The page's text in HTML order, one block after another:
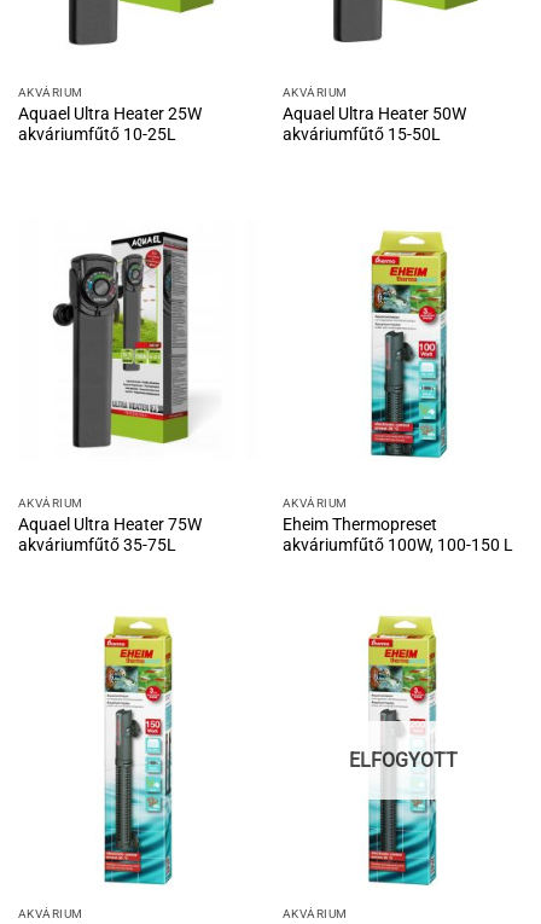
AKVÁRIUM
Aquael Ultra Heater 25W
akváriumfűtő 10-25L
AKVÁRIUM
Aquael Ultra Heater 50W
akváriumfűtő 15-50L
AKVÁRIUM
Aquael Ultra Heater 75W
akváriumfűtő 35-75L
AKVÁRIUM
Eheim Thermopreset
akváriumfűtő 100W, 100-150 L
AKVÁRIUM
ELFOGYOTT
AKVÁRIUM